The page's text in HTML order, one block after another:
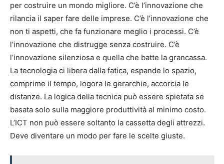
per costruire un mondo migliore. C’è l’innovazione che
rilancia il saper fare delle imprese. C’è l’innovazione che
non ti aspetti, che fa funzionare meglio i processi. C’è
l’innovazione che distrugge senza costruire. C’è
l’innovazione silenziosa e quella che batte la grancassa.
La tecnologia ci libera dalla fatica, espande lo spazio,
comprime il tempo, logora le gerarchie, accorcia le
distanze. La logica della tecnica può essere spietata se
basata solo sulla maggiore produttività al minimo costo.
L’ICT non può essere soltanto la cassetta degli attrezzi.
Deve diventare un modo per fare le scelte giuste.